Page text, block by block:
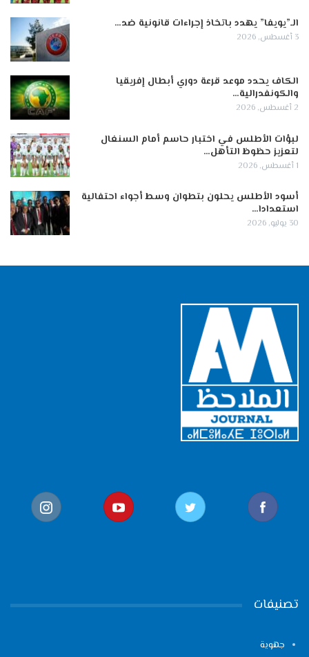
الـ”يويفا” يهدد باتخاذ إجراءات قانونية ضد…
3 أغسطس, 2026
الكاف يحدد موعد قرعة دوري أبطال إفريقيا
والكونفدرالية…
2 أغسطس, 2026
لبؤات الأطلس في اختبار حاسم أمام السنغال
لتعزيز حظوظ التأهل…
1 أغسطس, 2026
أسود الأطلس يحلون بتطوان وسط أجواء احتفالية
استعدادا…
30 يوليو, 2026
تصنيفات
جهوية